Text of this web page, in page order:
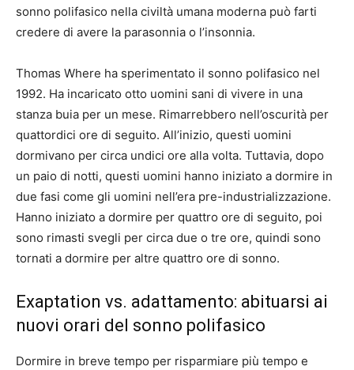
sonno polifasico nella civiltà umana moderna può farti
credere di avere la parasonnia o l’insonnia.
Thomas Where ha sperimentato il sonno polifasico nel
1992. Ha incaricato otto uomini sani di vivere in una
stanza buia per un mese. Rimarrebbero nell’oscurità per
quattordici ore di seguito. All’inizio, questi uomini
dormivano per circa undici ore alla volta. Tuttavia, dopo
un paio di notti, questi uomini hanno iniziato a dormire in
due fasi come gli uomini nell’era pre-industrializzazione.
Hanno iniziato a dormire per quattro ore di seguito, poi
sono rimasti svegli per circa due o tre ore, quindi sono
tornati a dormire per altre quattro ore di sonno.
Exaptation vs. adattamento: abituarsi ai
nuovi orari del sonno polifasico
Dormire in breve tempo per risparmiare più tempo e